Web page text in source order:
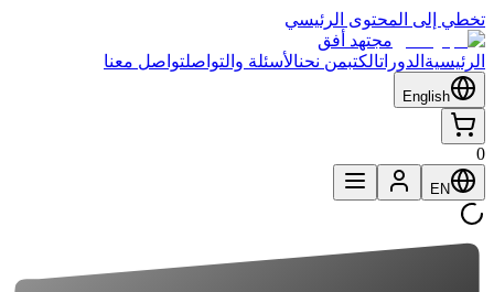
تخطي إلى المحتوى الرئيسي
مجتهد أفق
الرئيسية الدوراتالكتبمن نحنالأسئلة والتواصلتواصل معنا
English
0
EN